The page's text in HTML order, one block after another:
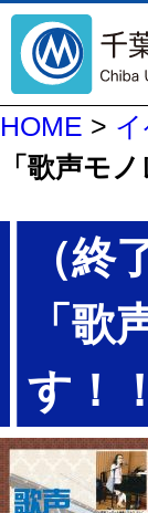
HOME >
「歌声モ
（
「
す！！